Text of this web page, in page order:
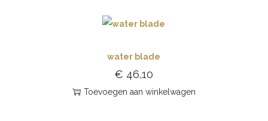
water blade
€ 46,10
Toevoegen aan winkelwagen